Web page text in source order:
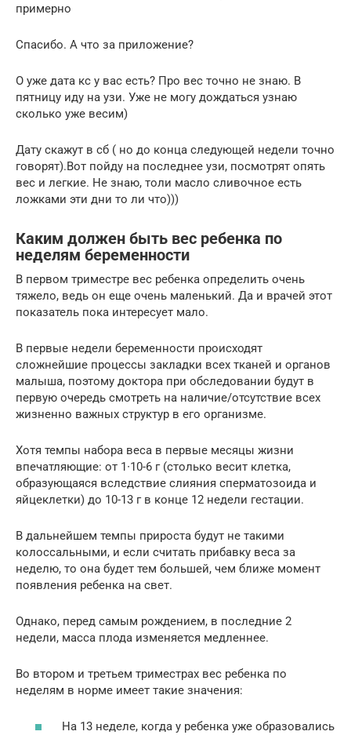
примерно
Спасибо. А что за приложение?
О уже дата кс у вас есть? Про вес точно не знаю. В
пятницу иду на узи. Уже не могу дождаться узнаю
сколько уже весим)
Дату скажут в сб ( но до конца следующей недели точно
говорят).Вот пойду на последнее узи, посмотрят опять
вес и легкие. Не знаю, толи масло сливочное есть
ложками эти дни то ли что)))
Каким должен быть вес ребенка по
неделям беременности
В первом триместре вес ребенка определить очень
тяжело, ведь он еще очень маленький. Да и врачей этот
показатель пока интересует мало.
В первые недели беременности происходят
сложнейшие процессы закладки всех тканей и органов
малыша, поэтому доктора при обследовании будут в
первую очередь смотреть на наличие/отсутствие всех
жизненно важных структур в его организме.
Хотя темпы набора веса в первые месяцы жизни
впечатляющие: от 1∙10-6 г (столько весит клетка,
образующаяся вследствие слияния сперматозоида и
яйцеклетки) до 10-13 г в конце 12 недели гестации.
В дальнейшем темпы прироста будут не такими
колоссальными, и если считать прибавку веса за
неделю, то она будет тем большей, чем ближе момент
появления ребенка на свет.
Однако, перед самым рождением, в последние 2
недели, масса плода изменяется медленнее.
Во втором и третьем триместрах вес ребенка по
неделям в норме имеет такие значения:
На 13 неделе, когда у ребенка уже образовались